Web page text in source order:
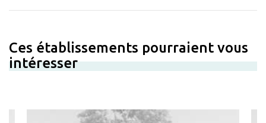
Ces établissements pourraient vous
intéresser